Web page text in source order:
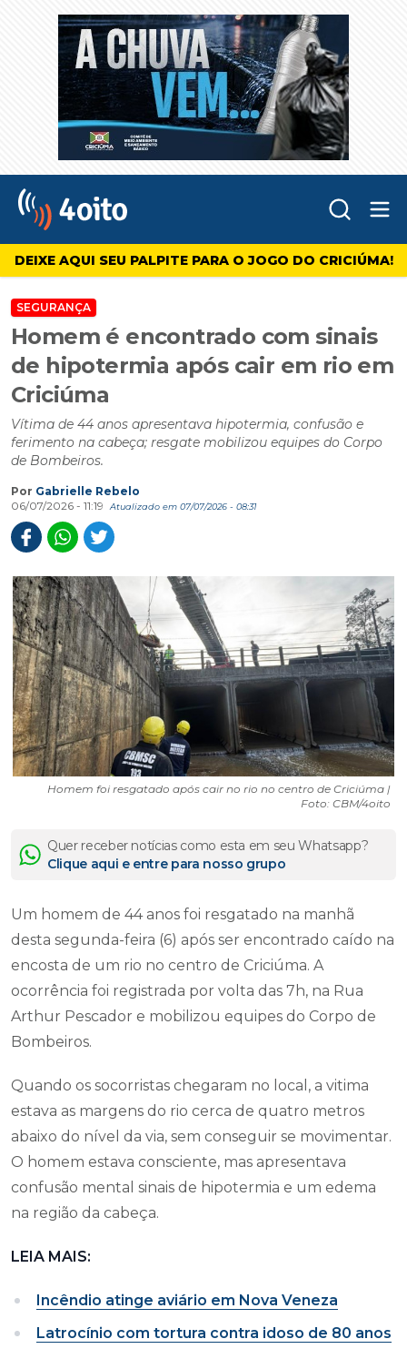
4oito
DEIXE AQUI SEU PALPITE PARA O JOGO DO CRICIÚMA!
SEGURANÇA
Homem é encontrado com sinais
de hipotermia após cair em rio em
Criciúma
Vítima de 44 anos apresentava hipotermia, confusão e
ferimento na cabeça; resgate mobilizou equipes do Corpo
de Bombeiros.
Por Gabrielle Rebelo
06/07/2026 - 11:19
Atualizado em 07/07/2026 - 08:31
Homem foi resgatado após cair no rio no centro de Criciúma |
Foto: CBM/4oito
Quer receber notícias como esta em seu Whatsapp?
Clique aqui e entre para nosso grupo
Um homem de 44 anos foi resgatado na manhã
desta segunda-feira (6) após ser encontrado caído na
encosta de um rio no centro de Criciúma. A
ocorrência foi registrada por volta das 7h, na Rua
Arthur Pescador e mobilizou equipes do Corpo de
Bombeiros.
Quando os socorristas chegaram no local, a vitima
estava as margens do rio cerca de quatro metros
abaixo do nível da via, sem conseguir se movimentar.
O homem estava consciente, mas apresentava
confusão mental sinais de hipotermia e um edema
na região da cabeça.
LEIA MAIS:
Incêndio atinge aviário em Nova Veneza
Latrocínio com tortura contra idoso de 80 anos